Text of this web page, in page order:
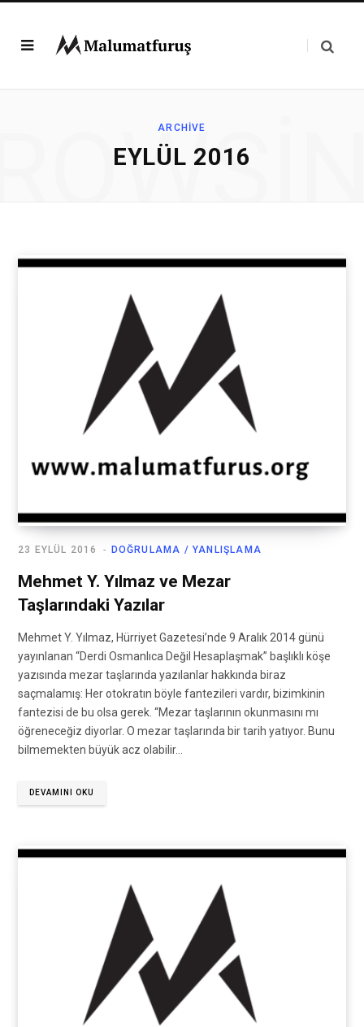
ARCHIVE
EYLÜL 2016
DOĞRULAMA / YANLIŞLAMA
23 EYLÜL 2016
Mehmet Y. Yılmaz ve Mezar
Taşlarındaki Yazılar
Mehmet Y. Yılmaz, Hürriyet Gazetesi’nde 9 Aralık 2014 günü
yayınlanan “Derdi Osmanlıca Değil Hesaplaşmak” başlıklı köşe
yazısında mezar taşlarında yazılanlar hakkında biraz
saçmalamış: Her otokratın böyle fantezileri vardır, bizimkinin
fantezisi de bu olsa gerek. “Mezar taşlarının okunmasını mı
öğreneceğiz diyorlar. O mezar taşlarında bir tarih yatıyor. Bunu
bilmemekten büyük acz olabilir…
DEVAMINI OKU